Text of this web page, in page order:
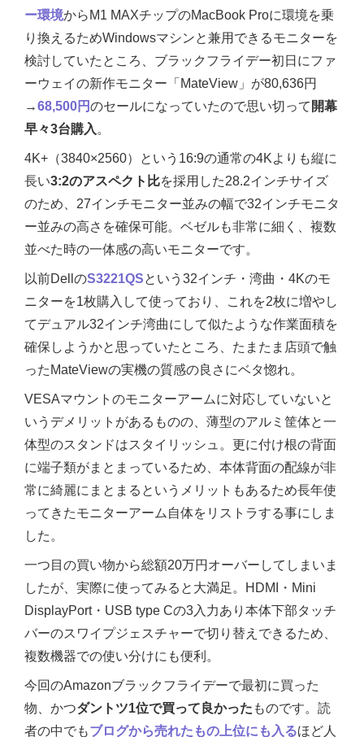
ー環境からM1 MAXチップのMacBook Proに環境を乗
り換えるためWindowsマシンと兼用できるモニターを
検討していたところ、ブラックフライデー初日にファ
ーウェイの新作モニター「MateView」が80,636円
→68,500円のセールになっていたので思い切って 開幕
早々3台購入 。
4K+（3840×2560）という16:9の通常の4Kよりも縦に
長い3:2のアスペクト比を採用した28.2インチサイズ
のため、27インチモニター並みの幅で32インチモニタ
ー並みの高さを確保可能。ベゼルも非常に細く、複数
並べた時の一体感の高いモニターです。
以前DellのS3221QSという32インチ・湾曲・4Kのモ
ニターを1枚購入して使っており、これを2枚に増やし
てデュアル32インチ湾曲にして似たような作業面積を
確保しようかと思っていたところ、たまたま店頭で触
ったMateViewの実機の質感の良さにベタ惚れ。
VESAマウントのモニターアームに対応していないと
いうデメリットがあるものの、薄型のアルミ筐体と一
体型のスタンドはスタイリッシュ。更に付け根の背面
に端子類がまとまっているため、本体背面の配線が非
常に綺麗にまとまるというメリットもあるため長年使
ってきたモニターアーム自体をリストラする事にしま
した。
一つ目の買い物から総額20万円オーバーしてしまいま
したが、実際に使ってみると大満足。HDMI・Mini
DisplayPort・USB type Cの3入力あり本体下部タッチ
バーのスワイプジェスチャーで切り替えできるため、
複数機器での使い分けにも便利。
今回のAmazonブラックフライデーで最初に買った
物、かつダントツ1位で買って良かった ものです。読
者の中でもブログから売れたもの上位にも入るほど人